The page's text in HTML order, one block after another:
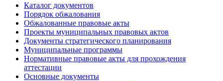
Каталог документов
Порядок обжалования
Обжалованные правовые акты
Проекты муниципальных правовых актов
Документы стратегического планирования
Муниципальные программы
Нормативные правовые акты для прохождения
аттестации
Основные документы